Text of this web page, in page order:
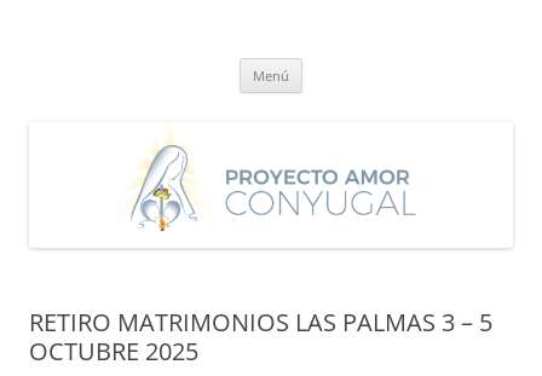
Menú
RETIRO MATRIMONIOS LAS PALMAS 3 – 5
OCTUBRE 2025